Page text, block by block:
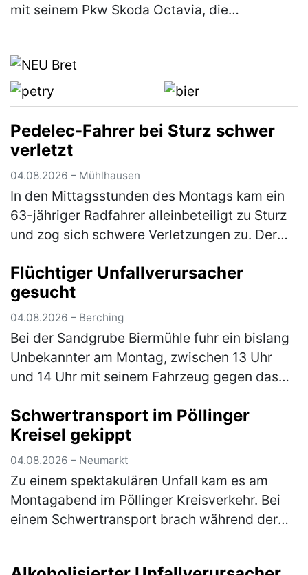
mit seinem Pkw Skoda Octavia, die
(mehr)
Pedelec-Fahrer bei Sturz schwer
verletzt
04.08.2026 – Mühlhausen
In den Mittagsstunden des Montags kam ein
63-jähriger Radfahrer alleinbeteiligt zu Sturz
und zog sich schwere Verletzungen zu. Der
Radweg von Weihersdorf in Richtun…
Flüchtiger Unfallverursacher
gesucht
04.08.2026 – Berching
Bei der Sandgrube Biermühle fuhr ein bislang
Unbekannter am Montag, zwischen 13 Uhr
und 14 Uhr mit seinem Fahrzeug gegen das
Sachschaden in Höhe von rund 5.000 €. Der…
(mehr)
Schwertransport im Pöllinger
Kreisel gekippt
04.08.2026 – Neumarkt
Zu einem spektakulären Unfall kam es am
Montagabend im Pöllinger Kreisverkehr. Bei
einem Schwertransport brach während der